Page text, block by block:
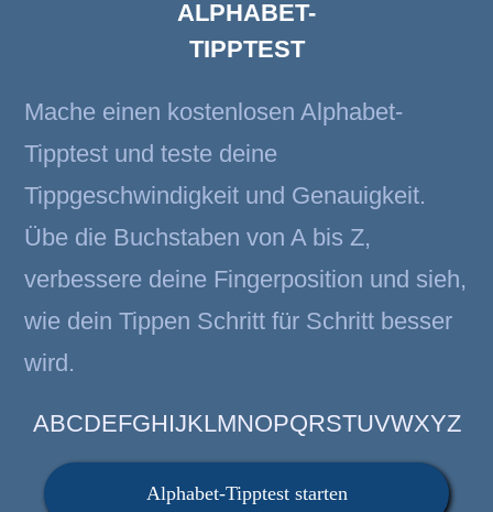
ALPHABET-
TIPPTEST
Mache einen kostenlosen Alphabet-
Tipptest und teste deine
Tippgeschwindigkeit und Genauigkeit.
Übe die Buchstaben von A bis Z,
verbessere deine Fingerposition und sieh,
wie dein Tippen Schritt für Schritt besser
wird.
ABCDEFGHIJKLMNOPQRSTUVWXYZ
Alphabet-Tipptest starten